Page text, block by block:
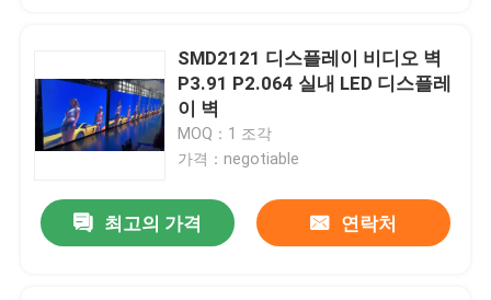
비디오
회사 소개
공장 견학
SMD2121 디스플레이 비디오 벽
P3.91 P2.064 실내 LED 디스플레
이 벽
MOQ：1 조각
가격：negotiable
최고의 가격 연락처